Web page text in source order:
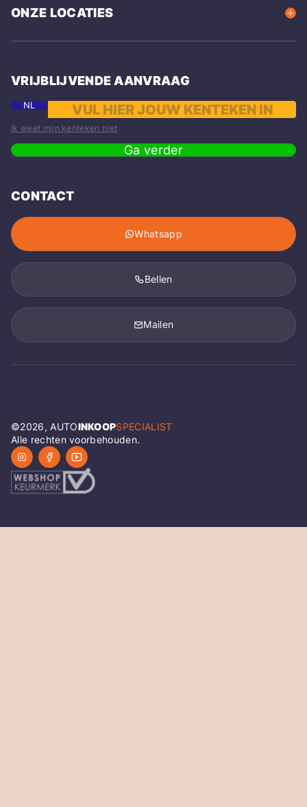
ONZE LOCATIES
VRIJBLIJVENDE AANVRAAG
NL
Ik weet mijn kenteken niet
Ga verder
CONTACT
Whatsapp
Bellen
Mailen
©2026, AUTOINKOOPSPECIALIST
Alle rechten voorbehouden.